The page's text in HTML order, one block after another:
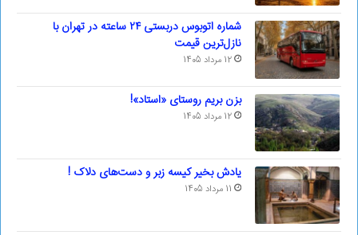
شماره اتوبوس دربستی ۲۴ ساعته در تهران با
نازل‌ترین قیمت
12 مرداد 1405
بزن بریم روستای «استاد»!
12 مرداد 1405
یادش بخیر کیسه‌ زبر و دست‌های دلاک !
11 مرداد 1405